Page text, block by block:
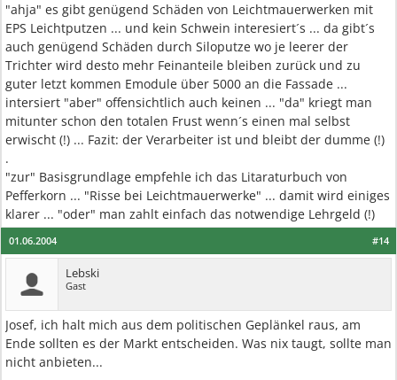
"ahja" es gibt genügend Schäden von Leichtmauerwerken mit
EPS Leichtputzen ... und kein Schwein interesiert´s ... da gibt´s
auch genügend Schäden durch Siloputze wo je leerer der
Trichter wird desto mehr Feinanteile bleiben zurück und zu
guter letzt kommen Emodule über 5000 an die Fassade ...
intersiert "aber" offensichtlich auch keinen ... "da" kriegt man
mitunter schon den totalen Frust wenn´s einen mal selbst
erwischt (!) ... Fazit: der Verarbeiter ist und bleibt der dumme (!)
.
"zur" Basisgrundlage empfehle ich das Litaraturbuch von
Pefferkorn ... "Risse bei Leichtmauerwerke" ... damit wird einiges
klarer ... "oder" man zahlt einfach das notwendige Lehrgeld (!)
#14
01.06.2004
Lebski
Gast
Josef, ich halt mich aus dem politischen Geplänkel raus, am
Ende sollten es der Markt entscheiden. Was nix taugt, sollte man
nicht anbieten...